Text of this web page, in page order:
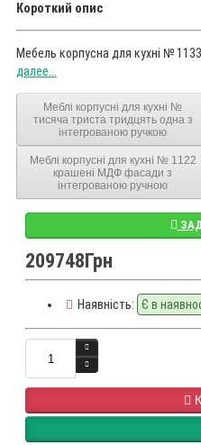
Короткий опис
Мебель корпусна для кухні №
далее...
Меблі корпусні для кухні №
тисяча триста тридцять одна з
інтегрованою ручкою
Меблі корпусні для кухні № 1122
крашені МДФ фасади з
інтегрованою ручною
209748Грн
Наявність: Є в